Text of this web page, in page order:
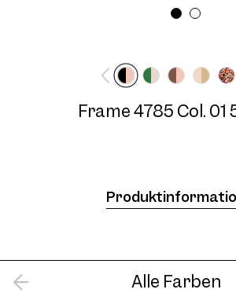
Frame 4785 Col. 01
Alle Farben
Frame 4785 Col. 04
Frame 4785 Col. 05